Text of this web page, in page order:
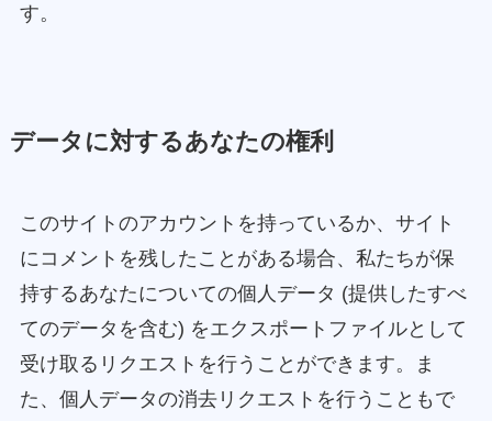
す。
データに対するあなたの権利
このサイトのアカウントを持っているか、サイト
にコメントを残したことがある場合、私たちが保
持するあなたについての個人データ (提供したすべ
てのデータを含む) をエクスポートファイルとして
受け取るリクエストを行うことができます。ま
た、個人データの消去リクエストを行うこともで